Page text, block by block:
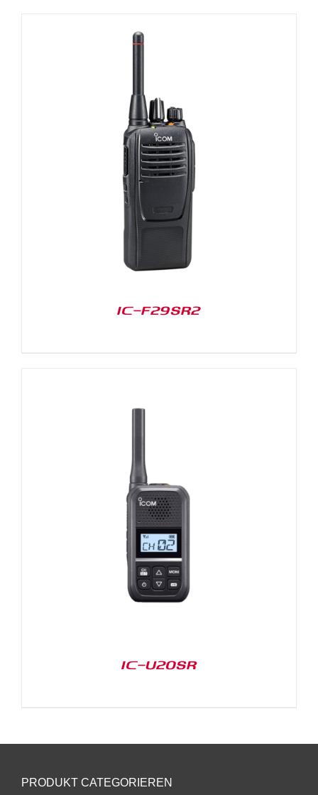
IC-F29SR2
IC-U20SR
PRODUKT CATEGORIEREN